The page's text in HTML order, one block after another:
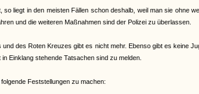
liegt in den meisten Fällen schon deshalb, weil man sie ohne
und die weiteren Maßnahmen sind der Polizei zu überlassen.
des Roten Kreuzes gibt es nicht mehr. Ebenso gibt es keine
Einklang stehende Tatsachen sind zu melden.
Feststellungen zu machen: